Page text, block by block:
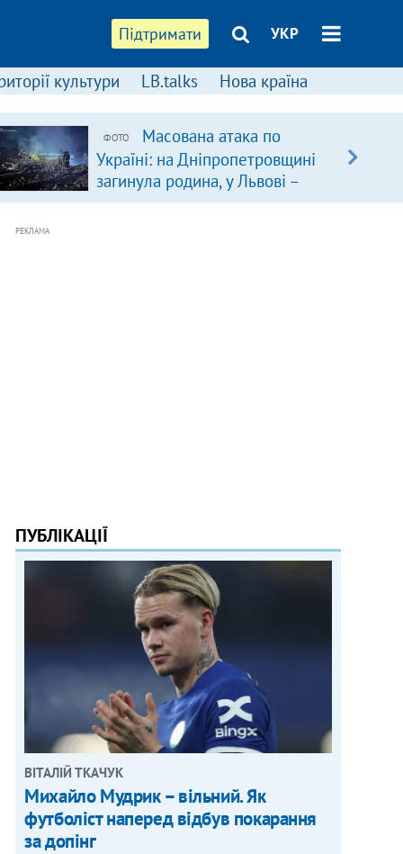
Підтримати УКР
культури LB.talks Нова країна
ФОТО
Масована атака по
Україні: на Дніпропетровщині
загинула родина, у Львові –
удар по багатоповерхівках
РЕКЛАМА
ПУБЛІКАЦІЇ
ВІТАЛІЙ ТКАЧУК
Михайло Мудрик – вільний. Як
футболіст наперед відбув покарання
за допінг